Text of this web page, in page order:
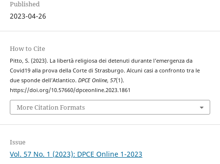
Published
2023-04-26
How to Cite
Pitto, S. (2023). La libertà religiosa dei detenuti durante l’emergenza da
Covid19 alla prova della Corte di Strasburgo. Alcuni casi a confronto tra le
due sponde dell’Atlantico. DPCE Online, 57(1).
https://doi.org/10.57660/dpceonline.2023.1861
More Citation Formats
Issue
Vol. 57 No. 1 (2023): DPCE Online 1-2023